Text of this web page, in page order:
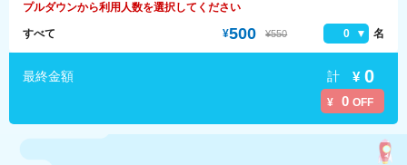
プルダウンから利用人数を選択してください
すべて ¥500 ¥550 0 名
最終金額
¥ 0 OFF
計 ¥ 0